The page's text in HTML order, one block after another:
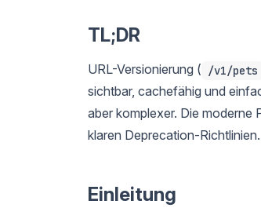
TL;DR
URL-Versionierung ( /v1/pets
sichtbar, cachefähig und
aber komplexer. Die moderne
klaren Deprecation-Richtlinien.
Einleitung